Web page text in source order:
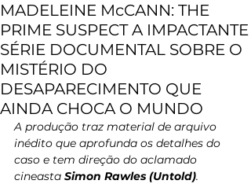
MADELEINE McCANN: THE
PRIME SUSPECT A IMPACTANTE
SÉRIE DOCUMENTAL SOBRE O
MISTÉRIO DO
DESAPARECIMENTO QUE
AINDA CHOCA O MUNDO
A produção traz material de arquivo
inédito que aprofunda os detalhes do
caso e tem direção do aclamado
cineasta Simon Rawles (Untold).